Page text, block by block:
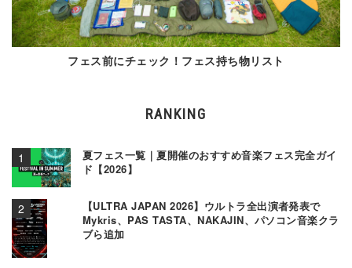
フェス前にチェック！フェス持ち物リスト
RANKING
夏フェス一覧｜夏開催のおすすめ音楽フェス完全ガイ
ド【2026】
【ULTRA JAPAN 2026】ウルトラ全出演者発表で
Mykris、PAS TASTA、NAKAJIN、パソコン音楽クラ
ブら追加